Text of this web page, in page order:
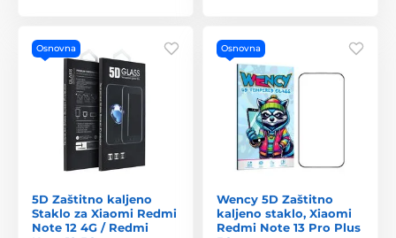
Osnovna
5D Zaštitno kaljeno
Staklo za Xiaomi Redmi
Note 12 4G / Redmi
Osnovna
Wency 5D Zaštitno
kaljeno staklo, Xiaomi
Redmi Note 13 Pro Plus